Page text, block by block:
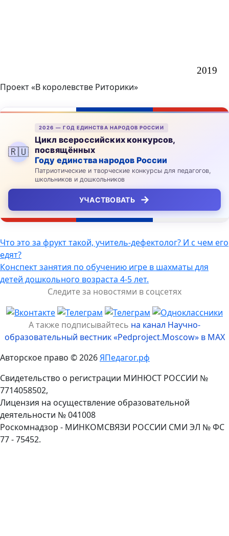
Проект «В королевстве Риторики»
🇷🇺
2026 — ГОД ЕДИНСТВА НАРОДОВ РОССИИ
Цикл всероссийских конкурсов,
посвящённых
Году единства народов России
Патриотические и творческие конкурсы для педагогов,
школьников и дошкольников
УЧАСТВОВАТЬ →
Навигация
по
записям
Что это за фрукт такой, учитель-дефектолог? И с чем его
едят?
Конспект занятия по обучению игре в шахматы для
детей дошкольного возраста 4-5 лет.
Следите за новостями в соцсетях
А также подписывайтесь на канал Научно-
образовательный вестник «Pedproject.Moscow» в MAX
Авторское право © 2026ЯПедагог.рф
Свидетельство о регистрации МИНЮСТ РОССИИ №
7714058502,
Лицензия на осуществление образовательной
деятельности № 041008
Роскомнадзор - МИНКОМСВЯЗИ РОССИИ СМИ ЭЛ № ФС
77 - 75452.